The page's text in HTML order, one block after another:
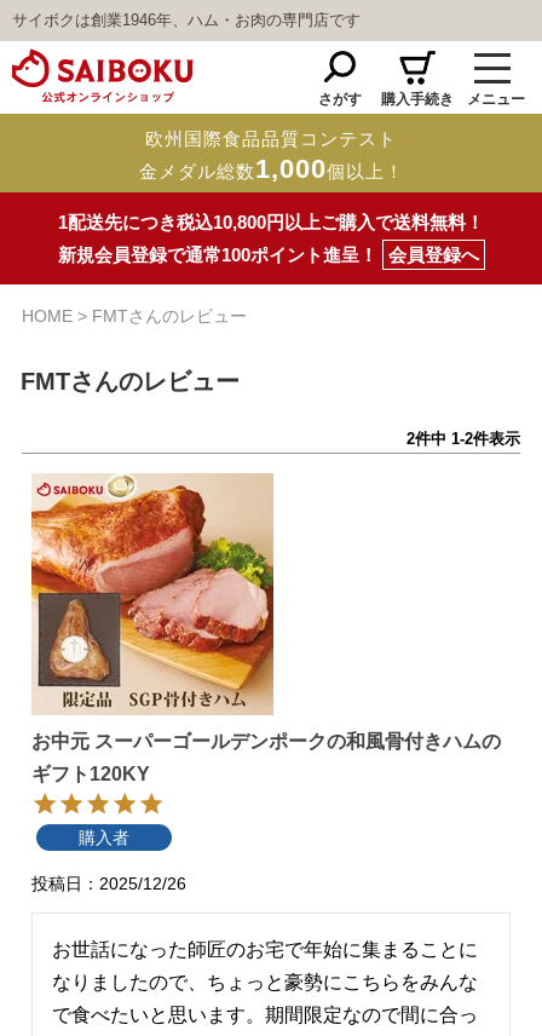
サイボクは創業1946年、ハム・お肉の専門店です
さがす 購入手続き メニュー
欧州国際食品品質コンテスト
金メダル総数1,000個以上！
1配送先につき税込10,800円以上ご購入で送料無料！
新規会員登録で通常100ポイント進呈！
会員登録へ
HOME FMTさんのレビュー
FMTさんのレビュー
2件中 1-2件表示
お中元 スーパーゴールデンポークの和風骨付きハムの
ギフト120KY
購入者
投稿日 2025/12/26
お世話になった師匠のお宅で年始に集まることに
なりましたので、ちょっと豪勢にこちらをみんな
で食べたいと思います。期間限定なので間に合っ